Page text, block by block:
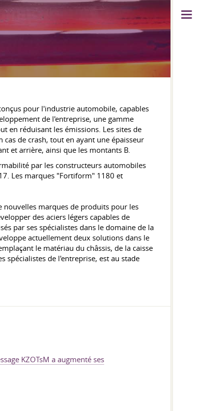
pour l'industrie automobile, capables
de l'entreprise, une gamme
en réduisant les émissions. Les sites de
de crash, tout en ayant une épaisseur
et arrière, ainsi que les montants B.
par les constructeurs automobiles
Les marques "Fortiform" 1180 et
nouvelles marques de produits pour les
des aciers légers capables de
par ses spécialistes dans le domaine de la
actuellement deux solutions dans le
le matériau du châssis, de la caisse
spécialistes de l'entreprise, est au stade
KZOTsM a augmenté ses